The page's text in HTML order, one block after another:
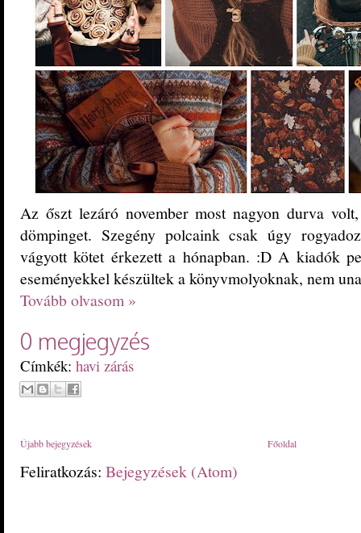
Az őszt lezáró november most nagyon durva
dömpinget. Szegény polcaink csak úgy
vágyott kötet érkezett a hónapban. :D A kiadók
eseményekkel készültek a könyvmolyoknak, nem
Tovább olvasom »
0 megjegyzés
Címkék: havi zárás
Újabb bejegyzések Főoldal
Feliratkozás: Bejegyzések (Atom)